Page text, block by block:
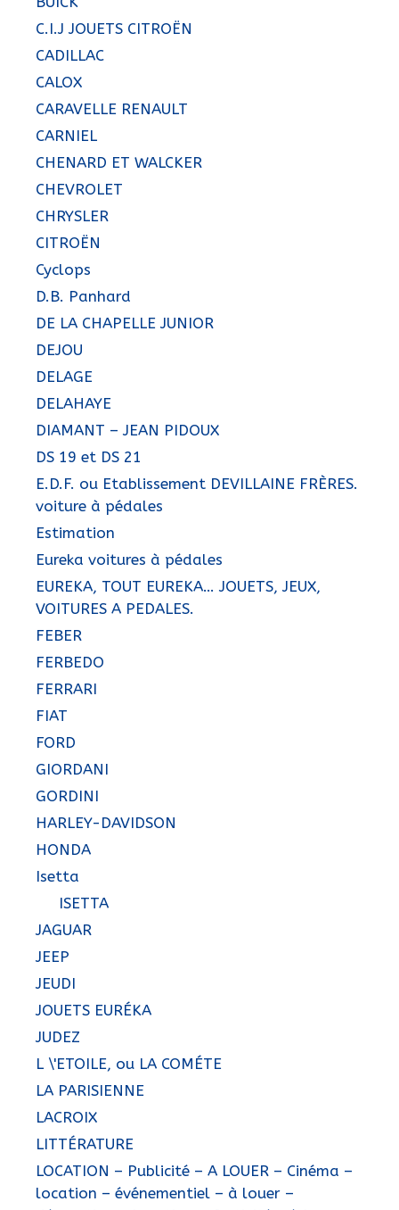
C.I.J JOUETS CITROËN
CADILLAC
CALOX
CARAVELLE RENAULT
CARNIEL
CHENARD ET WALCKER
CHEVROLET
CHRYSLER
CITROËN
Cyclops
D.B. Panhard
DE LA CHAPELLE JUNIOR
DEJOU
DELAGE
DELAHAYE
DIAMANT – JEAN PIDOUX
DS 19 et DS 21
E.D.F. ou Etablissement DEVILLAINE FRÈRES.
voiture à pédales
Estimation
Eureka voitures à pédales
EUREKA, TOUT EUREKA… JOUETS, JEUX,
VOITURES A PEDALES.
FEBER
FERBEDO
FERRARI
FIAT
FORD
GIORDANI
GORDINI
HARLEY-DAVIDSON
HONDA
Isetta
ISETTA
JAGUAR
JEEP
JEUDI
JOUETS EURÉKA
JUDEZ
L \'ETOILE, ou LA COMÉTE
LA PARISIENNE
LACROIX
LITTÉRATURE
LOCATION – Publicité – A LOUER – Cinéma –
location – événementiel – à louer –